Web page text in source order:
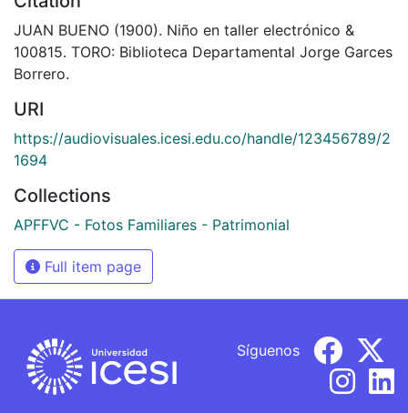
JUAN BUENO (1900). Niño en taller electrónico &
100815. TORO: Biblioteca Departamental Jorge Garces
Borrero.
URI
https://audiovisuales.icesi.edu.co/handle/123456789/2
1694
Collections
APFFVC - Fotos Familiares - Patrimonial
Full item page
Síguenos